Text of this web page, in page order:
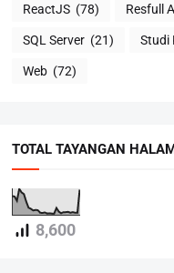
ReactJS (78) Resfull
SQL Server (21) Studi
Web (72)
TOTAL TAYANGAN
8,600